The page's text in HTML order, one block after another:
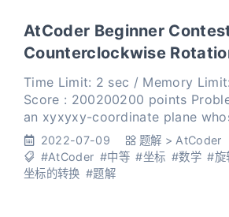
AtCoder Beginner
Counterclockwise
Time Limit: 2 sec / Memory
Score : 200200200 points Problem StatementIn
an xyxyxy-coordinate plane
oriented to the right and whose
oriented upward
2022-07-09 题解 > AtCoder
#AtCoder #中等 #坐标 #数学 #旋
坐标的转换 #题解